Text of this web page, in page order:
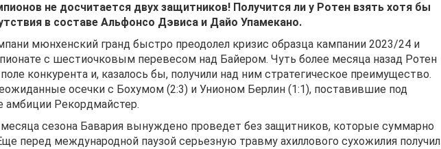
не досчитается двух защитников! Получится ли у Ротен взять хотя бы
в составе Альфонсо Дэвиса и Дайо Упамекано.
мюнхенский гранд быстро преодолел кризис образца кампании 2023/24 и
с шестиочковым перевесом над Байером. Чуть более месяца назад Ротен
конкурента и, казалось бы, получили над ним стратегическое преимущество.
осечки с Бохумом (2:3) и Унионом Берлин (1:1), поставившие под
амбиции Рекордмайстер.
сезона Бавария вынуждено проведет без защитников, которые суммарно
перед международной паузой серьезную травму ахиллового сухожилия получил